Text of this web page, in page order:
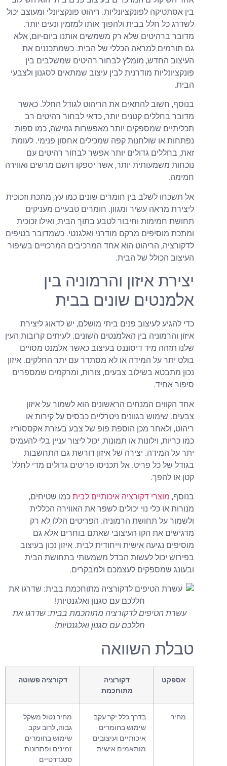
בין אסתטיקה לפונקציונליות. ריהוט פונקציונלי ומעוצב יכול
לשדרג כל חלל בבית ולהפוך אותו למזמין ונעים יותר.
מדובר ברהיטים שלא רק משמשים אותנו ביום-יום, אלא
גם תורמים למראה הכללי של הבית. כשמתכננים את
העיצוב החדש, מומלץ לבחור רהיטים שמשלבים בין
פונקציונליות מודרנית לבין עיצוב שמתאים לסגנון ולצבעי
הבית.
בנוסף, חשוב להתאים את הריהוט לגודל החלל. כאשר
מדובר בחללים קטנים יותר, כדאי לבחור רהיטים רב
תכליתיים שמספקים יותר מאפשרות גמישה, כמו ספות
נפתחות או שולחנות קפה שמכילים אחסון פנימי. לעומת
זאת, בחללים גדולים יותר אפשר לבחור רהיטים עם
נוכחות משמעותית יותר, אשר יספקו רושם מרשים ואווירה
חמימה.
אל תשכחו לשלב בין חומרים שונים כמו עץ, מתכת וזכוכית
ליצירת מראה עשיר ומגוון. חומרים טבעיים מעניקים
תחושת חמימות וחיבור לטבע בתוך הבית, ואילו זכוכית
ומתכת מוסיפים מרקם מודרני ואלגנטי. כשמדובר בטיפים
לדקורציה, הריהוט הוא אחד המרכיבים המרכזיים בשיפור
העיצוב הכולל של הבית.
יצירת איזון והרמוניה בין
אלמנטים שונים בבית
כדי להגיע לעיצוב פנים ביתי מושלם, יש לדאוג ליצירת
איזון והרמוניה בין האלמנטים השונים. לעיתים קרובות העין
שלנו תזהה מיד דיסוננס בעיצוב כאשר אלמנט מסויים
בולט יתר על המידה או לא מסתדר עם יתר החלקים. איזון
נכון מתבטא בשילוב צבעים, צורות, ומרקמים שמספרים
סיפור אחיד.
אחד הקווים המנחים הראשונים הוא לשמור על איזון
צבעים. שימוש בגוונים ניטרליים כבסיס על קירות או
ריהוט, ולאחר מכן הוספת פופ של צבע בעזרת אקססוריז
כמו כריות, וילונות או תמונות, יכול ליצור עניין בלי להעמיס
יתר על המידה. יצירה של איזון דורשת גם התחשבות
בגודל של כל פריט. אל תכניסו פריטים גדולים מדי לחלל
קטן או להפך.
בנוסף, מוצרי דקורציה איכותיים לבית כמו שטיחים,
מנורות או כלי נוי יכולים לשפר את האווירה הכללית
ולשמור על תחושת הרמוניה. הפריטים הללו לא רק
מדגישים את הקו העיצובי שאתם בוחרים אלא גם
מוסיפים נגיעה אישית וייחודית לבית. איזון נכון בעיצוב
בפירוש יכול לעשות הבדל משמעותי בתחושת הבית
ובעונג שמספקים לעצמכם ולמבקרים.
עשרת הטיפים לדקורציה מתוחכמת בבית: שדרגו את
חללכם עם סגנון ואלגנטיות!
טבלת השוואה
אספקט
דקורציה
מתוחכמת
דקורציה פשוטה
מחיר
בדרך כלל יקר עקב
שימוש בחומרים
איכותיים ועיצובים
מותאמים אישית
מחיר נטול משקל
גבוה, לרוב עקב
שימוש בחומרים
זמינים ופתרונות
סטנדרטיים